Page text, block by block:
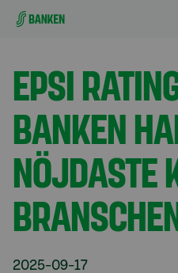
Gå direkt till innehållet
Aktuellt
EPSI
BANKEN
NÖJDASTE
2025-09-17